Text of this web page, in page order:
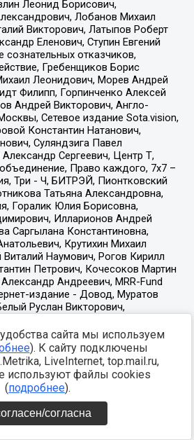
сайта мы используем
). К сайту подключены
LiveInternet, top.mail.ru,
используют файлы cookies
(подробнее).
согласна